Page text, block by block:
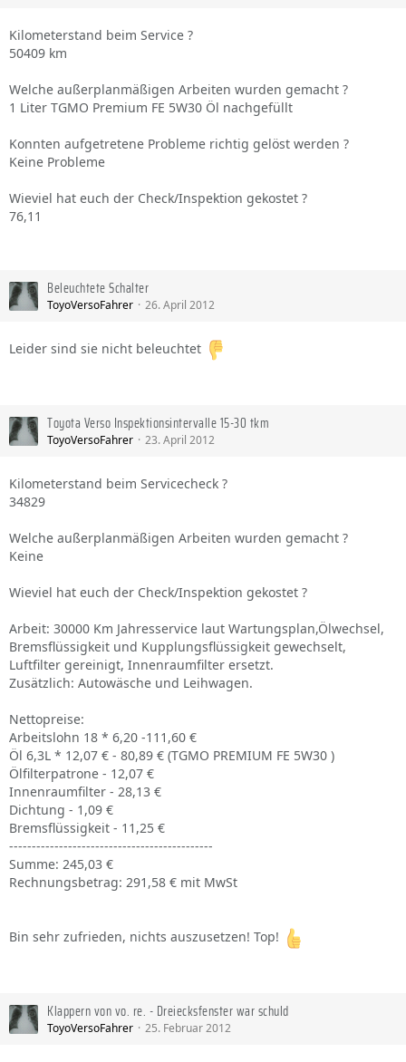
Kilometerstand beim Service ?
50409 km
Welche außerplanmäßigen Arbeiten wurden gemacht ?
1 Liter TGMO Premium FE 5W30 Öl nachgefüllt
Konnten aufgetretene Probleme richtig gelöst werden ?
Keine Probleme
Wieviel hat euch der Check/Inspektion gekostet ?
76,11
Beleuchtete Schalter
ToyoVersoFahrer 26. April 2012
Leider sind sie nicht beleuchtet
Toyota Verso Inspektionsintervalle 15-30 tkm
ToyoVersoFahrer 23. April 2012
Kilometerstand beim Servicecheck ?
34829
Welche außerplanmäßigen Arbeiten wurden gemacht ?
Keine
Wieviel hat euch der Check/Inspektion gekostet ?
Arbeit: 30000 Km Jahresservice laut Wartungsplan,Ölwechsel,
Bremsflüssigkeit und Kupplungsflüssigkeit gewechselt,
Luftfilter gereinigt, Innenraumfilter ersetzt.
Zusätzlich: Autowäsche und Leihwagen.
Nettopreise:
Arbeitslohn 18 * 6,20 -111,60 €
Öl 6,3L * 12,07 € - 80,89 € (TGMO PREMIUM FE 5W30 )
Ölfilterpatrone - 12,07 €
Innenraumfilter - 28,13 €
Dichtung - 1,09 €
Bremsflüssigkeit - 11,25 €
---------------------------------------------
Summe: 245,03 €
Rechnungsbetrag: 291,58 € mit MwSt
Bin sehr zufrieden, nichts auszusetzen! Top!
Klappern von vo. re. - Dreiecksfenster war schuld
ToyoVersoFahrer 25. Februar 2012